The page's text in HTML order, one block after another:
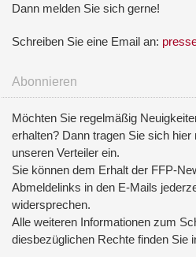
Dann melden Sie sich gerne!
Schreiben Sie eine Email an:
Abonnieren
Möchten Sie regelmäßig
erhalten? Dann tragen Sie sich
unseren Verteiler ein.
Sie können dem Erhalt der FFP-
Abmeldelinks in den E-Mails
widersprechen.
Alle weiteren Informationen zum
diesbezüglichen Rechte finden Sie